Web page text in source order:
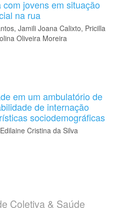
jovens em situação
na rua
Jamili Joana Calixto, Pricilla
Oliveira Moreira
em um ambulatório de
de internação
sociodemográficas
Cristina da Silva
Coletiva & Saúde